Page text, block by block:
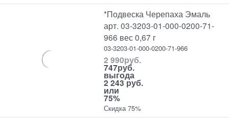
*Подвеска Черепаха Эмаль
арт. 03-3203-01-000-0200-71-
966 вес 0,67 г
03-3203-01-000-0200-71-966
2 990руб.
747руб.
выгода
2 243 руб.
или
75%
Скидка 75%